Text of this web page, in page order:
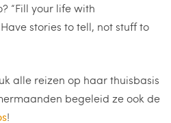
“Fill your life with
stories to tell, not stuff to
alle reizen op haar thuisbasis
begeleid ze ook de
!